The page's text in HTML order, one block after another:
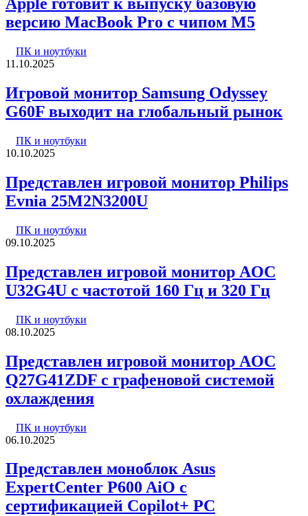
Apple готовит к выпуску базовую
версию MacBook Pro с чипом M5
ПК и ноутбуки
11.10.2025
Игровой монитор Samsung Odyssey
G60F выходит на глобальный рынок
ПК и ноутбуки
10.10.2025
Представлен игровой монитор Philips
Evnia 25M2N3200U
ПК и ноутбуки
09.10.2025
Представлен игровой монитор AOC
U32G4U с частотой 160 Гц и 320 Гц
ПК и ноутбуки
08.10.2025
Представлен игровой монитор AOC
Q27G41ZDF с графеновой системой
охлаждения
ПК и ноутбуки
06.10.2025
Представлен моноблок Asus
ExpertCenter P600 AiO с
сертификацией Copilot+ PC